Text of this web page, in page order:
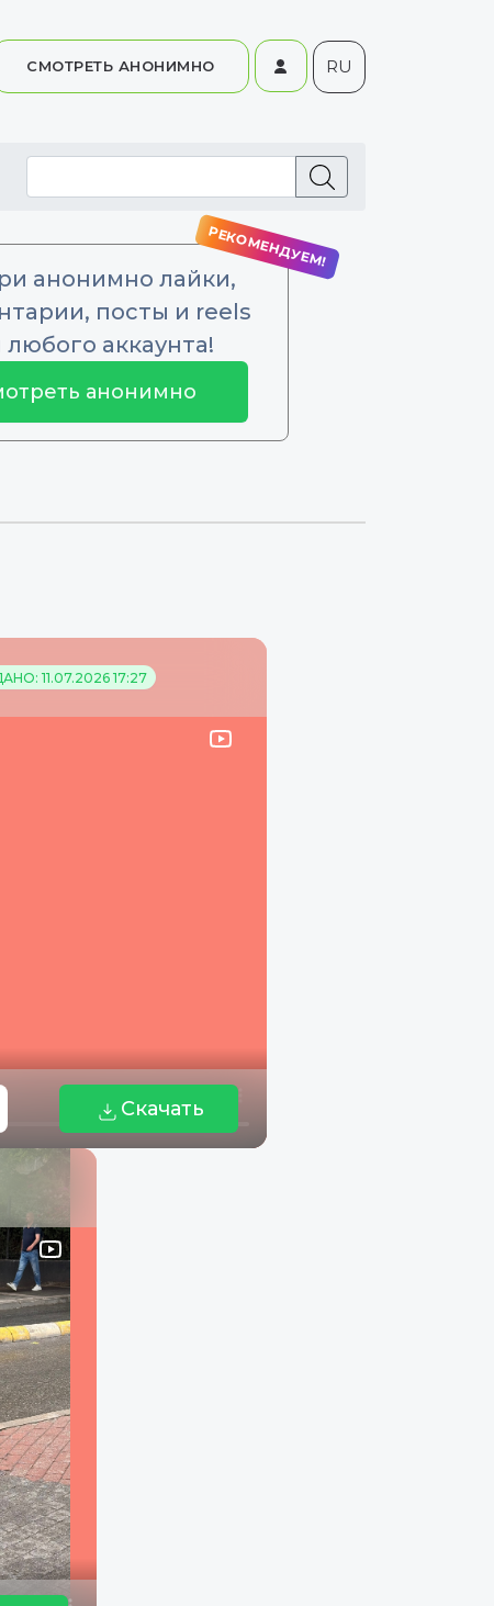
СМОТРЕТЬ АНОНИМНО RU
анонимно лайки,
посты и reels
любого аккаунта!
анонимно
11.07.2026 17:27
Скачать